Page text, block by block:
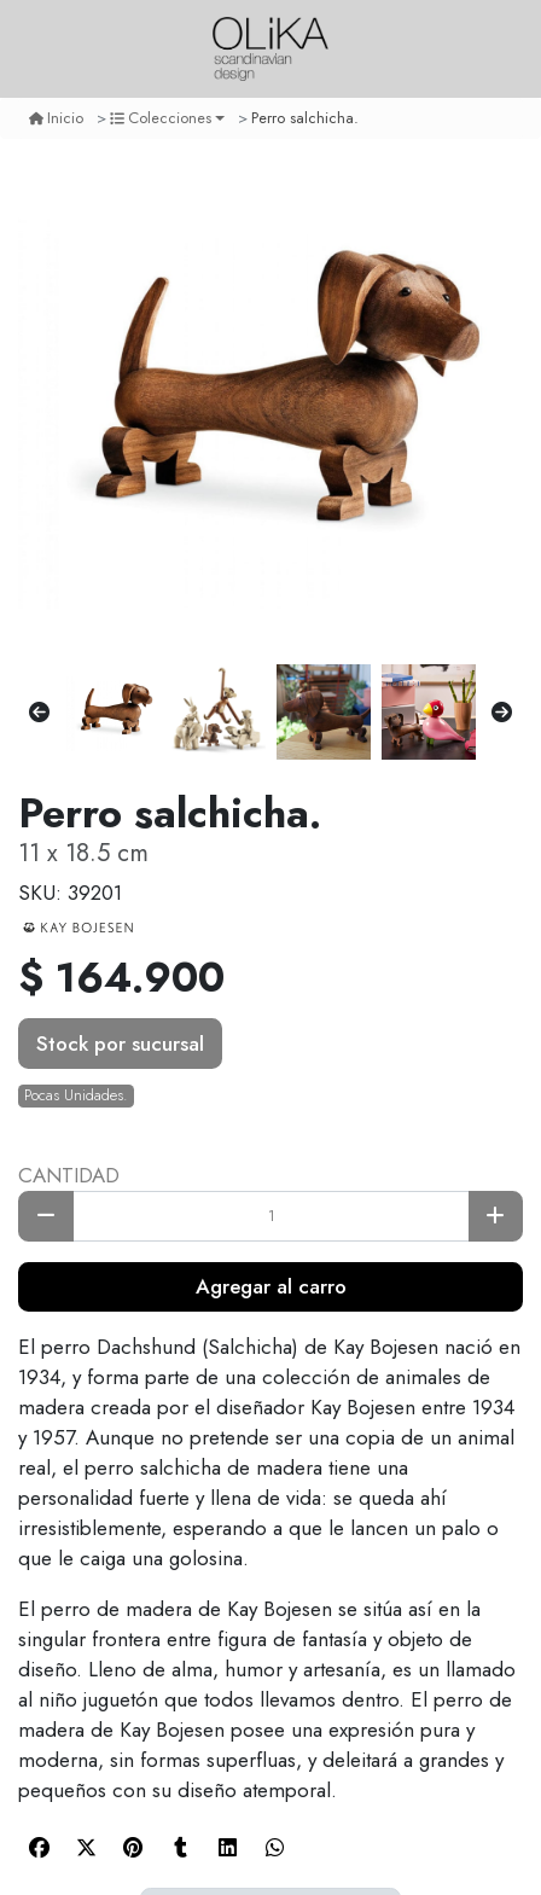
Inicio Colecciones Perro salchicha.
Perro salchicha.
11 x 18.5 cm
SKU: 39201
$ 164.900
Stock por sucursal
Pocas Unidades.
CANTIDAD
Agregar al carro
El perro Dachshund (Salchicha) de Kay Bojesen nació en
1934, y forma parte de una colección de animales de
madera creada por el diseñador Kay Bojesen entre 1934
y 1957. Aunque no pretende ser una copia de un animal
real, el perro salchicha de madera tiene una
personalidad fuerte y llena de vida: se queda ahí
irresistiblemente, esperando a que le lancen un palo o
que le caiga una golosina.
El perro de madera de Kay Bojesen se sitúa así en la
singular frontera entre figura de fantasía y objeto de
diseño. Lleno de alma, humor y artesanía, es un llamado
al niño juguetón que todos llevamos dentro. El perro de
madera de Kay Bojesen posee una expresión pura y
moderna, sin formas superfluas, y deleitará a grandes y
pequeños con su diseño atemporal.